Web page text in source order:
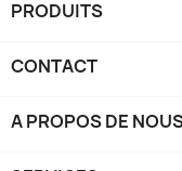
PRODUITS
CONTACT
A PROPOS DE